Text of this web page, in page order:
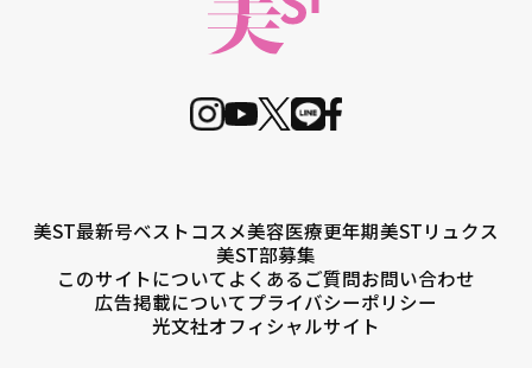
美ST最新号ベストコスメ美容医療更年期美STリュクス
美ST部募集
このサイトについてよくあるご質問お問い合わせ
広告掲載についてプライバシーポリシー
光文社オフィシャルサイト